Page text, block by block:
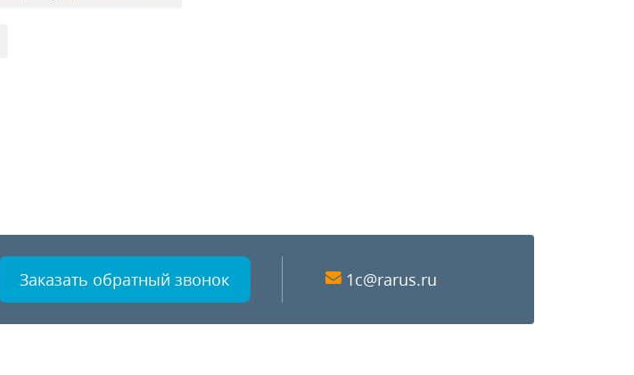
Заказать обратный звонок 1c@rarus.ru